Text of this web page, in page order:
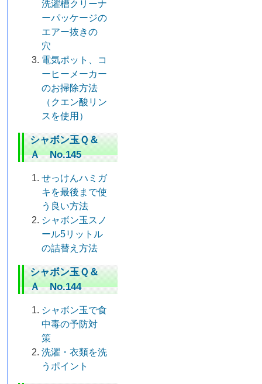
洗濯槽クリーナ
ーパッケージの
エアー抜きの
穴
電気ポット、コ
ーヒーメーカー
のお掃除方法
（クエン酸リン
スを使用）
シャボン玉Ｑ＆
Ａ No.145
せっけんハミガ
キを最後まで使
う良い方法
シャボン玉スノ
ール5リットル
の詰替え方法
シャボン玉Ｑ＆
Ａ No.144
シャボン玉で食
中毒の予防対
策
洗濯・衣類を洗
うポイント